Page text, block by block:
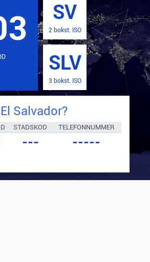
SV
2 bokst. ISO
SLV
3 bokst. ISO
El Salvador?
STADSKOD TELEFONNUMMER
--- -----